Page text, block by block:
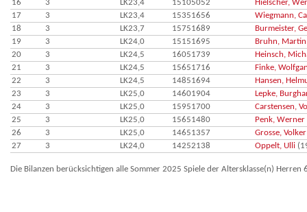
16
3 LK23,4 15105052
Hielscher,
17
3 LK23,4 15351656
Wiegmann,
18
3 LK23,7 15751689
Burmeister,
19
3 LK24,0 15151695 Bruhn, Martin
20
3 LK24,5 16051739
Heinsch,
21
3 LK24,5 15651716
Finke,
22
3 LK24,5 14851694
Hansen,
23
3 LK25,0 14601904
Lepke,
24
3 LK25,0 15951700
Carstensen,
25
3 LK25,0 15651480 Penk, Werner
26
3 LK25,0 14651357 Grosse, Volker
27
3 LK24,0 14252138 Oppelt, Ulli
Die Bilanzen berücksichtigen alle Sommer 2025 Spiele der Altersklasse(n) Herren